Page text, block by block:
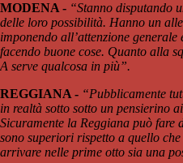
MODENA - “Stanno disputando
delle loro possibilità. Hanno un
imponendo all’attenzione generale
facendo buone cose. Quanto alla
A serve qualcosa in più”.
REGGIANA - “Pubblicamente
in realtà sotto sotto un pensierino
Sicuramente la Reggiana può fare
sono superiori rispetto a quello
arrivare nelle prime otto sia una